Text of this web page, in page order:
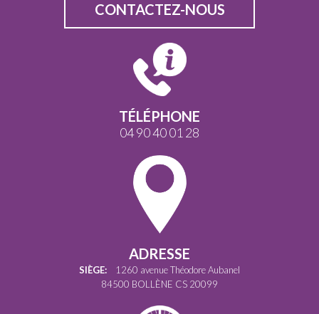
CONTACTEZ-NOUS
TÉLÉPHONE
04 90 40 01 28
ADRESSE
SIÈGE: 1260 avenue Théodore Aubanel
84500 BOLLÈNE CS 20099